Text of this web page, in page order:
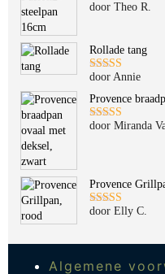
Gewaardeerd
door Theo R.
Rollade tang
Gewaardeerd
5
door Annie
Provence
Gewaardeerd
door Miranda
Provence
Gewaardeerd
door Elly C.
Algemene